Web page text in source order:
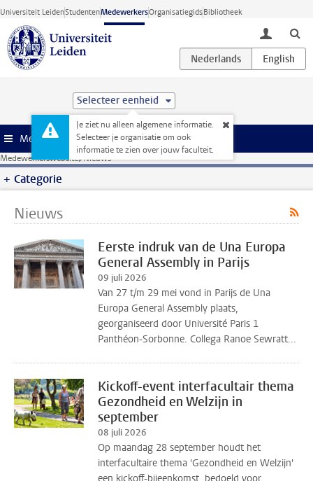
Ga direct naar de inhoud
Universiteit LeidenStudentenMedewerkersOrganisatiegidsBibliotheek
toggle
Selecteer eenheid
Je ziet nu alleen algemene informatie.
Selecteer je organisatie om ook
informatie te zien over jouw faculteit.
Menu
Medewerkerswebsite Nieuws
Categorie
Nieuws
Eerste indruk van de Una Europa
General Assembly in Parijs
09 juli 2026
Van 27 t/m 29 mei vond in Parijs de Una
Europa General Assembly plaats,
georganiseerd door Université Paris 1
Panthéon-Sorbonne. Collega Ranoe Sewratt...
Kickoff-event interfacultair thema
Gezondheid en Welzijn in
september
08 juli 2026
Op maandag 28 september houdt het
interfacultaire thema 'Gezondheid en Welzijn'